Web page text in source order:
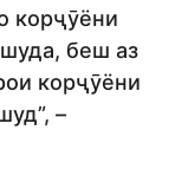
корҷӯёни
беш аз
корҷӯёни
–